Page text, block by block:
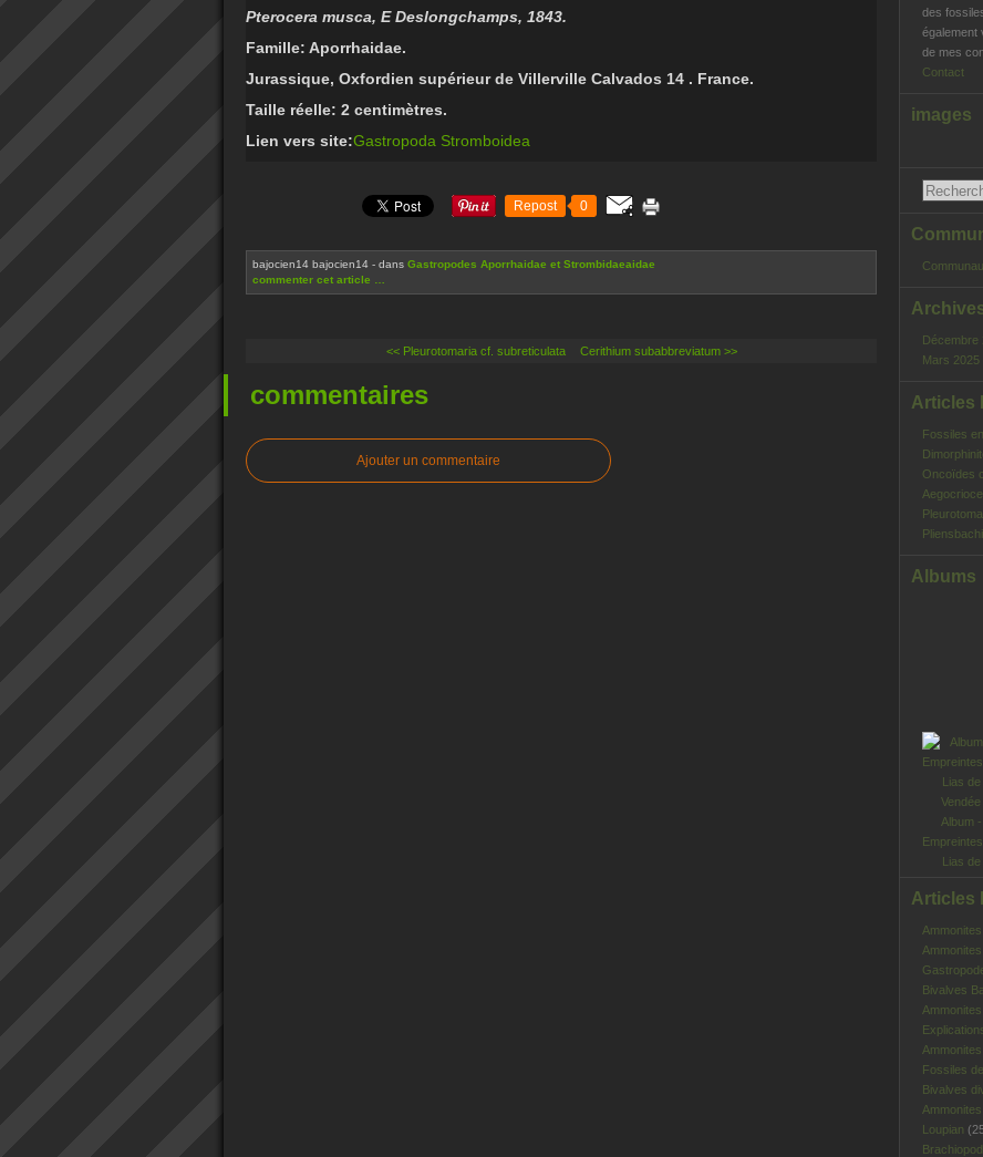
Pterocera musca, E Deslongchamps, 1843.
Famille: Aporrhaidae.
Jurassique, Oxfordien supérieur de Villerville Calvados 14 . France.
Taille réelle: 2 centimètres.
Lien vers site:Gastropoda Stromboidea
Repost 0
bajocien14 bajocien14 - dans Gastropodes Aporrhaidae et Strombidaeaidae
commenter cet article
<< Pleurotomaria cf. subreticulata Cerithium subabbreviatum >>
commentaires
Ajouter un commentaire
des
également
de mes
Contact
images
Décembre
Mars 2025
Articles
Fossiles
Oncoïdes
Albums
Album -
Lias de
Articles
Bivalves
Fossiles
Bivalves
Loupian